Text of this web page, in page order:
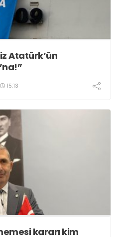
Atatürk’ün
15:13
kararı kim